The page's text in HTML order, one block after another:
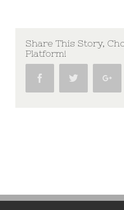
Share This Story,
Platform!
Facebook Twitter